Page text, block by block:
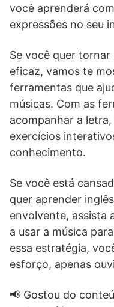
você aprenderá
expressões no seu
Se você quer
eficaz, vamos te
ferramentas que
músicas. Com as
acompanhar a
exercícios
conhecimento.
Se você está
quer aprender
envolvente, assista
a usar a música
essa estratégia,
esforço, apenas
📢 Gostou do